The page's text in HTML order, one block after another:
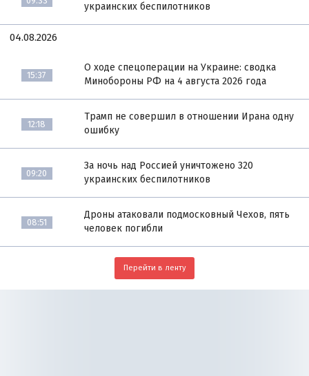
украинских беспилотников
04.08.2026
15:37
О ходе спецоперации на Украине: сводка
Минобороны РФ на 4 августа 2026 года
12:18
Трамп не совершил в отношении Ирана одну
ошибку
09:20
За ночь над Россией уничтожено 320
украинских беспилотников
08:51
Дроны атаковали подмосковный Чехов, пять
человек погибли
Перейти в ленту